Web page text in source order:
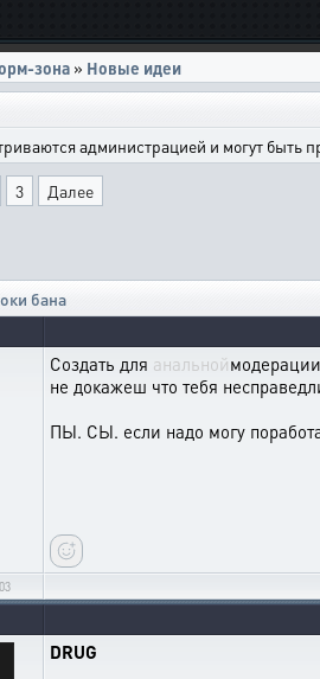
зона » Новые идеи
администрацией и могут быть
3 Далее
бана
Создать для анальной
не докажеш что тебя
ПЫ. СЫ. если надо могу
DRUG